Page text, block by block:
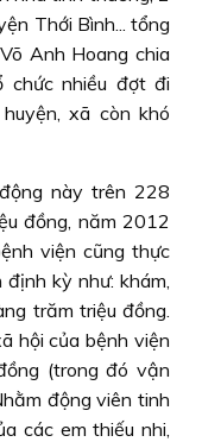
Thới Bình... tổng
Anh Hoang chia
chức nhiều đợt đi
xã còn khó
này trên 228
đồng, năm 2012
viện cũng thực
kỳ như: khám,
trăm triệu đồng.
hội của bệnh viện
(trong đó vận
động viên tinh
các em thiếu nhi,